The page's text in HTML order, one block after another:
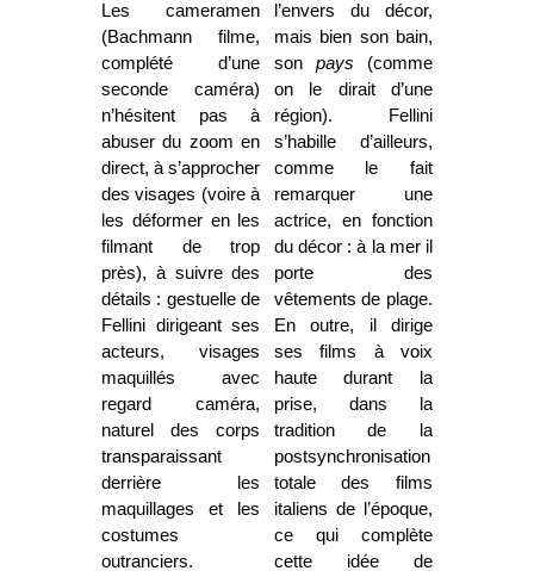
Les cameramen
(Bachmann filme,
complété d’une
seconde caméra)
n’hésitent pas à
abuser du zoom en
direct, à s’approcher
des visages (voire à
les déformer en les
filmant de trop
près), à suivre des
détails : gestuelle de
Fellini dirigeant ses
acteurs, visages
maquillés avec
regard caméra,
naturel des corps
transparaissant
derrière les
maquillages et les
costumes
outranciers.
l’envers du décor,
mais bien son bain,
son pays (comme
on le dirait d’une
région). Fellini
s’habille d’ailleurs,
comme le fait
remarquer une
actrice, en fonction
du décor : à la mer il
porte des
vêtements de plage.
En outre, il dirige
ses films à voix
haute durant la
prise, dans la
tradition de la
postsynchronisation
totale des films
italiens de l’époque,
ce qui complète
cette idée de